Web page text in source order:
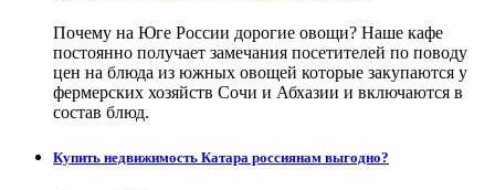
Почему на Юге России дорогие овощи? Наше кафе
постоянно получает замечания посетителей по поводу
цен на блюда из южных овощей которые закупаются у
фермерских хозяйств Сочи и Абхазии и включаются в
состав блюд.
Купить недвижимость Катара россиянам выгодно?